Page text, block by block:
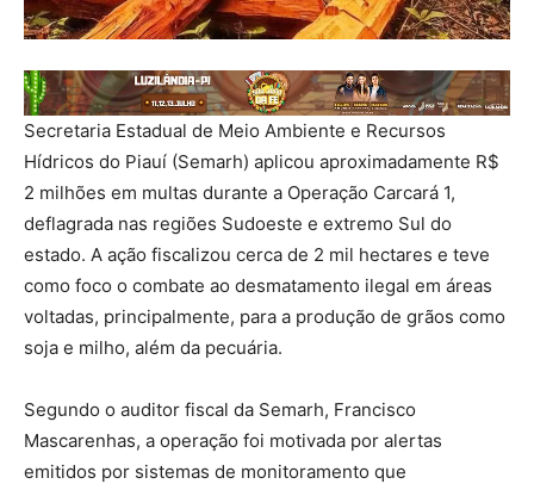
Secretaria Estadual de Meio Ambiente e Recursos
Hídricos do Piauí (Semarh) aplicou aproximadamente R$
2 milhões em multas durante a Operação Carcará 1,
deflagrada nas regiões Sudoeste e extremo Sul do
estado. A ação fiscalizou cerca de 2 mil hectares e teve
como foco o combate ao desmatamento ilegal em áreas
voltadas, principalmente, para a produção de grãos como
soja e milho, além da pecuária.
Segundo o auditor fiscal da Semarh, Francisco
Mascarenhas, a operação foi motivada por alertas
emitidos por sistemas de monitoramento que